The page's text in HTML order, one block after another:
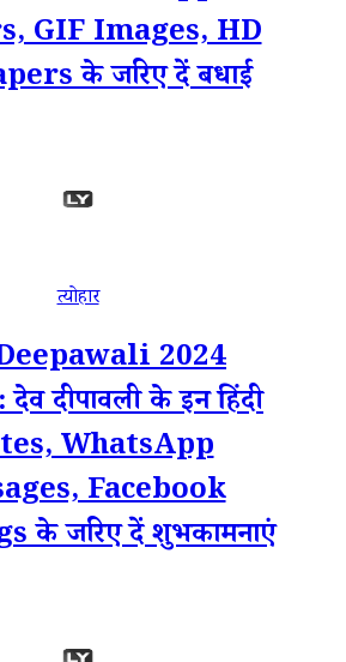
GIF Images, HD
के जरिए दें बधाई
त्योहार
2024
दीपावली के इन हिंदी
WhatsApp
Facebook
के जरिए दें शुभकामनाएं